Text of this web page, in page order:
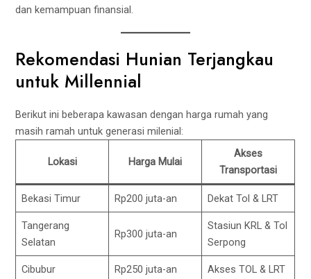
dan kemampuan finansial.
Rekomendasi Hunian Terjangkau
untuk Millennial
Berikut ini beberapa kawasan dengan harga rumah yang
masih ramah untuk generasi milenial:
Lokasi Harga Mulai
Akses
Transportasi
Bekasi Timur Rp200 juta-an Dekat Tol & LRT
Tangerang
Selatan
Rp300 juta-an
Stasiun KRL & Tol
Serpong
Cibubur Rp250 juta-an Akses TOL & LRT